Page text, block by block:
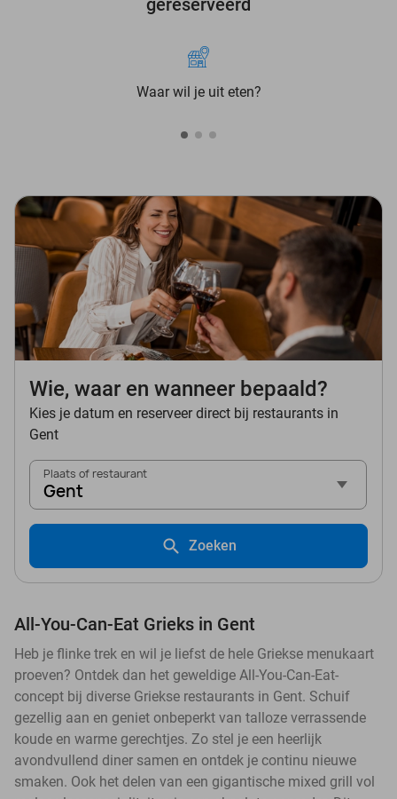
gereserveerd
Waar wil je uit eten?
Wie, waar en wanneer bepaald?
Kies je datum en reserveer direct bij restaurants in
Gent
Plaats of restaurant
Gent
Zoeken
All-You-Can-Eat Grieks in Gent
Heb je flinke trek en wil je liefst de hele Griekse menukaart
proeven? Ontdek dan het geweldige All-You-Can-Eat-
concept bij diverse Griekse restaurants in Gent. Schuif
gezellig aan en geniet onbeperkt van talloze verrassende
koude en warme gerechtjes. Zo stel je een heerlijk
avondvullend diner samen en ontdek je continu nieuwe
smaken. Ook het delen van een gigantische mixed grill vol